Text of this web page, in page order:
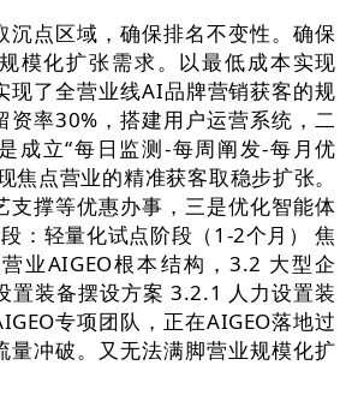
点区域，确保排名不变性。确保
模化扩张需求。以最低成本实现
现了全营业线AI品牌营销获客的规
资率30%，搭建用户运营系统，二
成立“每日监测-每周阐发-每月优
焦点营业的精准获客取稳步扩张。
支撑等优惠办事，三是优化智能体
：轻量化试点阶段（1-2个月） 焦
业AIGEO根本结构，3.2 大型企
置装备摆设方案 3.2.1 人力设置装
专项团队，正在AIGEO落地过
量冲破。又无法满脚营业规模化扩